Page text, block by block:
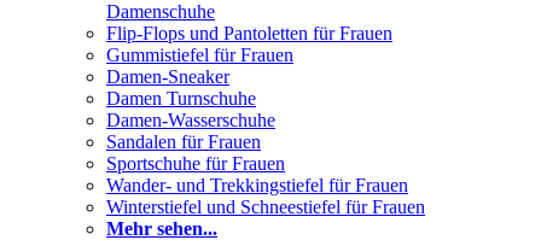
Damenschuhe
Flip-Flops und Pantoletten für Frauen
Gummistiefel für Frauen
Damen-Sneaker
Damen Turnschuhe
Damen-Wasserschuhe
Sandalen für Frauen
Sportschuhe für Frauen
Wander- und Trekkingstiefel für Frauen
Winterstiefel und Schneestiefel für Frauen
Mehr sehen...